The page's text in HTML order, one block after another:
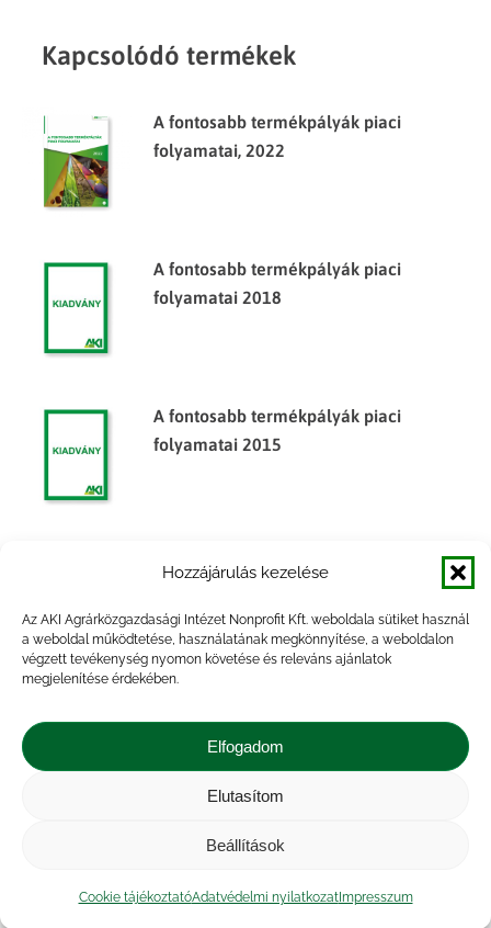
Hozzájárulás kezelése
Az AKI Agrárközgazdasági Intézet Nonprofit Kft. weboldala sütiket használ
a weboldal működtetése, használatának megkönnyítése, a weboldalon
végzett tevékenység nyomon követése és releváns ajánlatok
megjelenítése érdekében.
Elfogadom
Elutasítom
Beállítások
Cookie tájékoztatóAdatvédelmi nyilatkozatImpresszum
Kapcsolódó termékek
A fontosabb termékpályák piaci
folyamatai, 2022
A fontosabb termékpályák piaci
folyamatai 2018
A fontosabb termékpályák piaci
folyamatai 2015
A fontosabb termékpályák piaci
Agrárpiaci jelentések – Baromfi